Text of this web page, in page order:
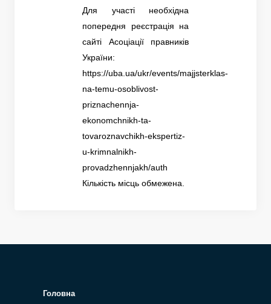
Для участі необхідна
попередня реєстрація на
сайті Асоціації правників
України:
https://uba.ua/ukr/events/majjsterklas-
na-temu-osoblivost-
priznachennja-
ekonomchnikh-ta-
tovaroznavchikh-ekspertiz-
u-krimnalnikh-
provadzhennjakh/auth
Кількість місць обмежена.
Головна